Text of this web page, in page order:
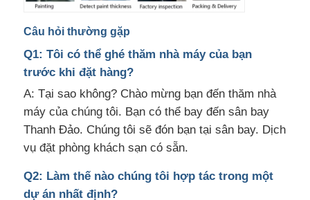
Câu hỏi thường gặp
Q1: Tôi có thể ghé thăm nhà máy của bạn
trước khi đặt hàng?
A: Tại sao không? Chào mừng bạn đến thăm nhà
máy của chúng tôi. Bạn có thể bay đến sân bay
Thanh Đảo. Chúng tôi sẽ đón bạn tại sân bay. Dịch
vụ đặt phòng khách sạn có sẵn.
Q2: Làm thế nào chúng tôi hợp tác trong một
dự án nhất định?